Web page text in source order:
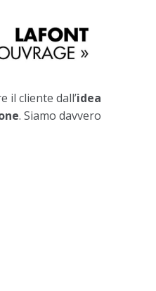
il cliente dall’idea
. Siamo davvero